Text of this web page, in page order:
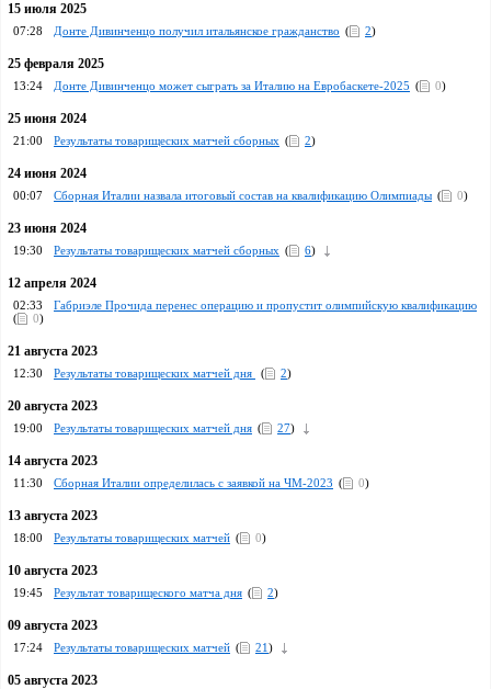
15 июля 2025
07:28 Донте Дивинченцо получил итальянское гражданство ( 2)
25 февраля 2025
13:24 Донте Дивинченцо может сыграть за Италию на Евробаскете-2025 ( 0)
25 июня 2024
21:00 Результаты товарищеских матчей сборных ( 2)
24 июня 2024
00:07 Сборная Италии назвала итоговый состав на квалификацию Олимпиады ( 0)
23 июня 2024
19:30 Результаты товарищеских матчей сборных ( 6)
12 апреля 2024
02:33
Габриэле Прочида перенес операцию и пропустит олимпийскую квалификацию
(
0)
21 августа 2023
12:30 Результаты товарищеских матчей дня ( 2)
20 августа 2023
19:00 Результаты товарищеских матчей дня ( 27)
14 августа 2023
11:30 Сборная Италии определилась с заявкой на ЧМ-2023 ( 0)
13 августа 2023
18:00 Результаты товарищеских матчей ( 0)
10 августа 2023
19:45 Результат товарищеского матча дня ( 2)
09 августа 2023
17:24 Pезультаты товарищеских матчей ( 21)
05 августа 2023